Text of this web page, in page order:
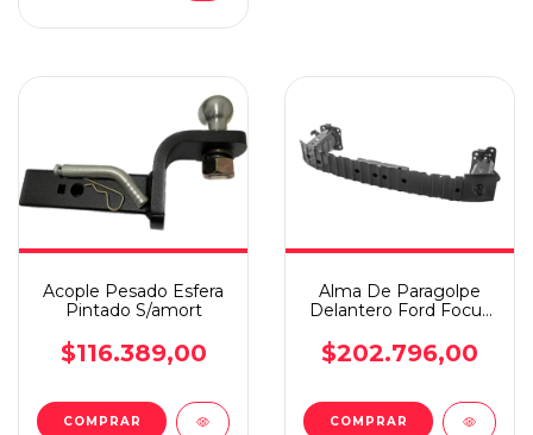
Acople Pesado Esfera
Pintado S/amort
$116.389,00
Alma De Paragolpe
Delantero Ford Focus
$202.796,00
COMPRAR